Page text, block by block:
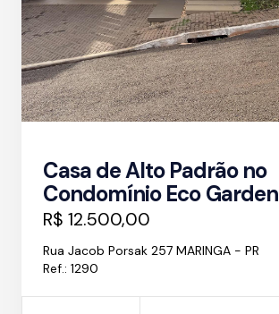
Casa de Alto Padrão no
Condomínio Eco Garden
R$ 12.500,00
Rua Jacob Porsak 257 MARINGA - PR
Ref.: 1290